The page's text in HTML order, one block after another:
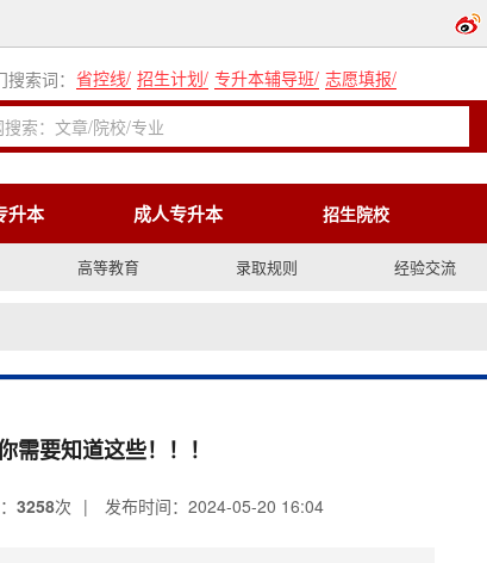
搜索词： 省控线/ 招生计划/ 专升本辅导班/ 志愿填报/
升本 成人专升本 招生院校
高等教育 录取规则 经验交流
需要知道这些！！！
3258次 | 发布时间：2024-05-20 16:04